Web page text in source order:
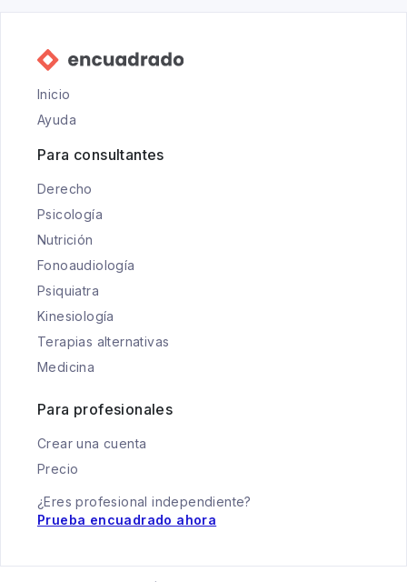
Inicio
Ayuda
Para consultantes
Derecho
Psicología
Nutrición
Fonoaudiología
Psiquiatra
Kinesiología
Terapias alternativas
Medicina
Para profesionales
Crear una cuenta
Precio
¿Eres profesional independiente?
Prueba encuadrado ahora